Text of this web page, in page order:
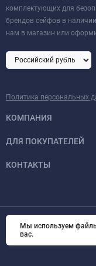
комплектующих для
брендов сейфов в
нам в магазин или
Политика персональных
КОМПАНИЯ
ДЛЯ ПОКУПАТЕЛЕЙ
КОНТАКТЫ
© 2026
Мы используем
вас.